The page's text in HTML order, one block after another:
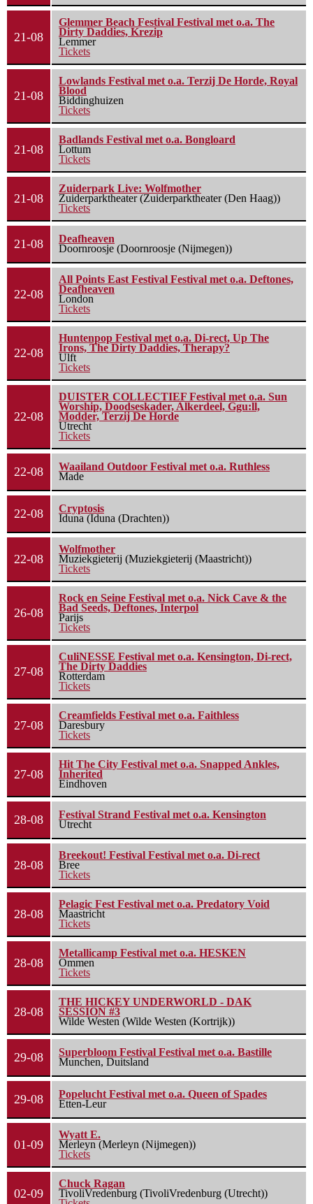
21-08
Glemmer Beach Festival Festival met o.a. The
Dirty Daddies, Krezip
Lemmer
Tickets
21-08
Lowlands Festival met o.a. Terzij De Horde, Royal
Blood
Biddinghuizen
Tickets
21-08
Badlands Festival met o.a. Bongloard
Lottum
Tickets
21-08
Zuiderpark Live: Wolfmother
Zuiderparktheater (Zuiderparktheater (Den Haag))
Tickets
21-08
Deafheaven
Doornroosje (Doornroosje (Nijmegen))
22-08
All Points East Festival Festival met o.a. Deftones,
Deafheaven
London
Tickets
22-08
Huntenpop Festival met o.a. Di-rect, Up The
Irons, The Dirty Daddies, Therapy?
Ulft
Tickets
22-08
DUISTER COLLECTIEF Festival met o.a. Sun
Worship, Doodseskader, Alkerdeel, Ggu:ll,
Modder, Terzij De Horde
Utrecht
Tickets
22-08
Waailand Outdoor Festival met o.a. Ruthless
Made
22-08
Cryptosis
Iduna (Iduna (Drachten))
22-08
Wolfmother
Muziekgieterij (Muziekgieterij (Maastricht))
Tickets
26-08
Rock en Seine Festival met o.a. Nick Cave & the
Bad Seeds, Deftones, Interpol
Parijs
Tickets
27-08
CuliNESSE Festival met o.a. Kensington, Di-rect,
The Dirty Daddies
Rotterdam
Tickets
27-08
Creamfields Festival met o.a. Faithless
Daresbury
Tickets
27-08
Hit The City Festival met o.a. Snapped Ankles,
Inherited
Eindhoven
28-08
Festival Strand Festival met o.a. Kensington
Utrecht
28-08
Breekout! Festival Festival met o.a. Di-rect
Bree
Tickets
28-08
Pelagic Fest Festival met o.a. Predatory Void
Maastricht
Tickets
28-08
Metallicamp Festival met o.a. HESKEN
Ommen
Tickets
28-08
THE HICKEY UNDERWORLD - DAK
SESSION #3
Wilde Westen (Wilde Westen (Kortrijk))
29-08
Superbloom Festival Festival met o.a. Bastille
Munchen, Duitsland
29-08
Popelucht Festival met o.a. Queen of Spades
Etten-Leur
01-09
Wyatt E.
Merleyn (Merleyn (Nijmegen))
Tickets
02-09
Chuck Ragan
TivoliVredenburg (TivoliVredenburg (Utrecht))